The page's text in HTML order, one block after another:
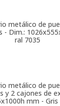
metálico de
- Dim.:
ral 7035
metálico de
y 2 cajones de
mm - Gris